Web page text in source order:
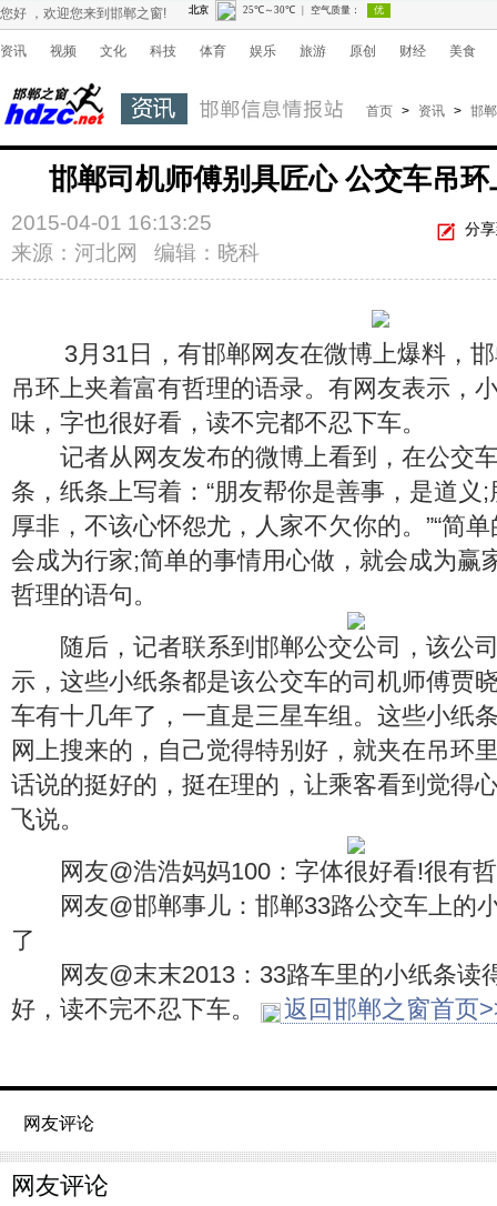
您好 ，欢迎您来到邯郸之窗!
资讯 视频 文化 科技 体育 娱乐 旅游 原创 财经 美食
首页 > 资讯 > 邯郸
邯郸司机师傅别具匠心 公交车吊
分
2015-04-01 16:13:25
来源：河北网 编辑：晓科
3月31日，有邯郸网友在微博上爆料，邯
吊环上夹着富有哲理的语录。有网友表示，
味，字也很好看，读不完都不忍下车。
记者从网友发布的微博上看到，在公交
条，纸条上写着：“朋友帮你是善事，是道义
厚非，不该心怀怨尤，人家不欠你的。”“简
会成为行家;简单的事情用心做，就会成为
哲理的语句。
随后，记者联系到邯郸公交公司，该公
示，这些小纸条都是该公交车的司机师傅贾
车有十几年了，一直是三星车组。这些小纸
网上搜来的，自己觉得特别好，就夹在吊环
话说的挺好的，挺在理的，让乘客看到觉得
飞说。
网友@浩浩妈妈100：字体很好看!很有
网友@邯郸事儿：邯郸33路公交车上的
了
网友@末末2013：33路车里的小纸条读
好，读不完不忍下车。
返回邯郸之窗首页
网友评论